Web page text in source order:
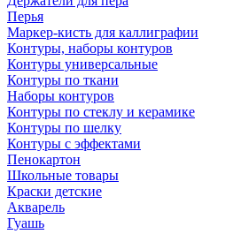
Перья
Маркер-кисть для каллиграфии
Контуры, наборы контуров
Контуры универсальные
Контуры по ткани
Наборы контуров
Контуры по стеклу и керамике
Контуры по шелку
Контуры с эффектами
Пенокартон
Школьные товары
Краски детские
Акварель
Гуашь